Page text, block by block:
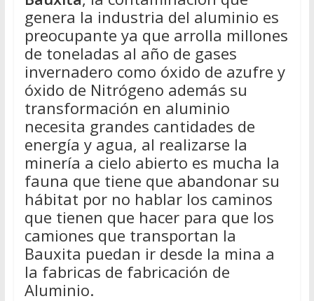
genera la industria del aluminio es
preocupante ya que arrolla millones
de toneladas al año de gases
invernadero como óxido de azufre y
óxido de Nitrógeno además su
transformación en aluminio
necesita grandes cantidades de
energía y agua, al realizarse la
minería a cielo abierto es mucha la
fauna que tiene que abandonar su
hábitat por no hablar los caminos
que tienen que hacer para que los
camiones que transportan la
Bauxita puedan ir desde la mina a
la fabricas de fabricación de
Aluminio.